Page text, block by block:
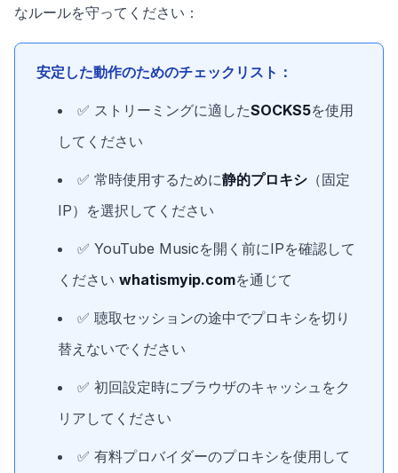
なルールを守ってください：
安定した動作のためのチェックリスト：
✅ ストリーミングに適したSOCKS5を使用
してください
✅ 常時使用するために静的プロキシ （固定
IP）を選択してください
✅ YouTube Musicを開く前にIPを確認して
ください whatismyip.comを通じて
✅ 聴取セッションの途中でプロキシを切り
替えないでください
✅ 初回設定時にブラウザのキャッシュをク
リアしてください
✅ 有料プロバイダーのプロキシを使用して